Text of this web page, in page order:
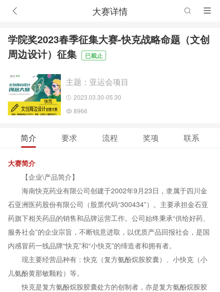
大赛详情
学院奖2023春季征集大赛-快克战略命题（文创
周边设计）征集
已截止
主题：亚运会项目
2023.03.30-05.30
8966
简介 要求 流程 奖项 联系
大赛简介
【企业\产品简介】
海南快克药业有限公司创建于2002年9月23日，隶属于四川金
石亚洲医药股份有限公司（股票代码“300434”）。主要承担金石亚
药旗下相关药品的销售和品牌运营工作。公司始终秉承“供给好药、
服务社会”的企业宗旨，不断锐意进取，以优质产品回报社会，是国
内感冒药一线品牌“快克”和“小快克”的缔造者和拥有者。
现主要经营品种有：快克（复方氨酚烷胺胶囊）、小快克（小
儿氨酚黄那敏颗粒）等。
快克是复方氨酚烷胺胶囊处方的创制者，亦是复方氨酚烷胺胶